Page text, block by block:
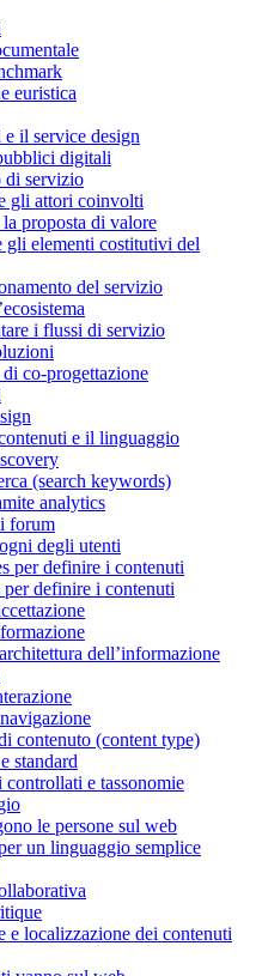
euristica
il service design
digitali
di servizio
gli attori coinvolti
proposta di valore
gli elementi costitutivi del
del servizio
i flussi di servizio
co-progettazione
e il linguaggio
(search keywords)
analytics
forum
degli utenti
per definire i contenuti
per definire i contenuti
dell’informazione
contenuto (content type)
standard
e tassonomie
le persone sul web
un linguaggio semplice
e localizzazione dei contenuti